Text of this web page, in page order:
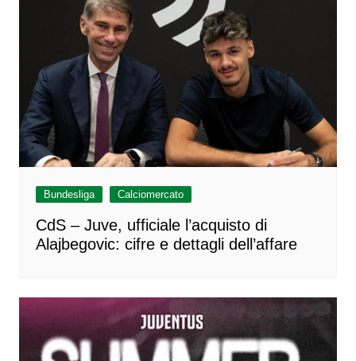
Bundesliga Calciomercato
CdS – Juve, ufficiale l’acquisto di
Alajbegovic: cifre e dettagli dell’affare